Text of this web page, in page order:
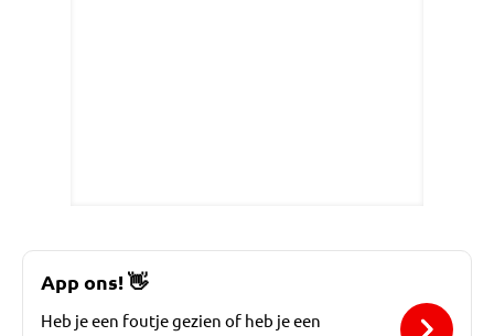
App ons!👋
Heb je een foutje gezien of heb je een